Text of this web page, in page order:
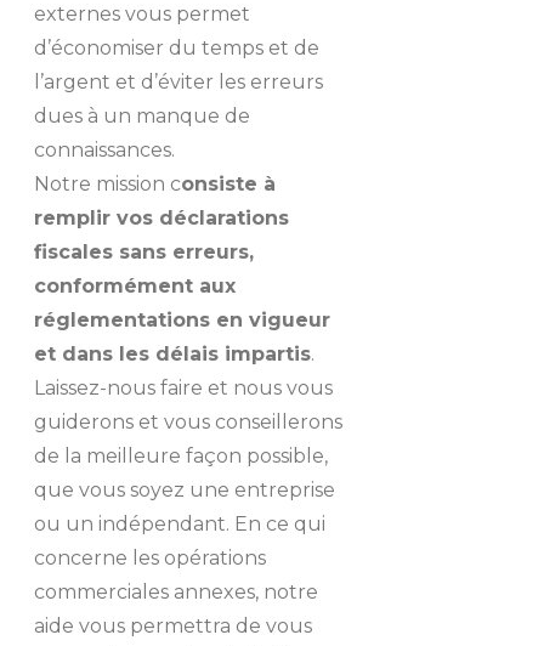
externes vous permet
d’économiser du temps et de
l’argent et d’éviter les erreurs
dues à un manque de
connaissances.
Notre mission consiste à
remplir vos déclarations
fiscales sans erreurs,
conformément aux
réglementations en vigueur
et dans les délais impartis.
Laissez-nous faire et nous vous
guiderons et vous conseillerons
de la meilleure façon possible,
que vous soyez une entreprise
ou un indépendant. En ce qui
concerne les opérations
commerciales annexes, notre
aide vous permettra de vous